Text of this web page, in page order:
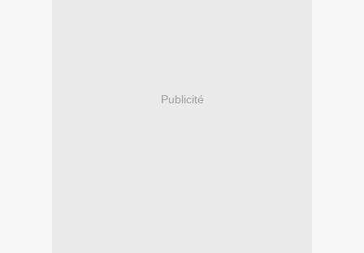
Publicité